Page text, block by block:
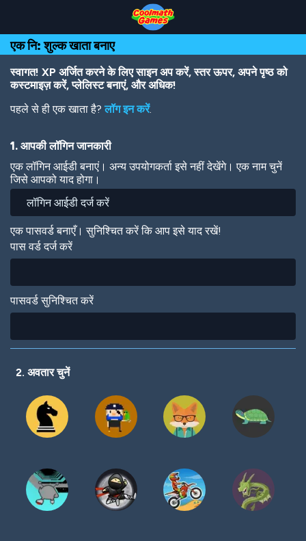
Top
of
Page
Navigation
Main
Content
Footer
main
content
एक नि: शुल्क खाता बनाए
स्वागत! XP अर्जित करने के लिए साइन अप करें, स्तर ऊपर, अपने पृष्ठ को
कस्टमाइज़ करें, प्लेलिस्ट बनाएं, और अधिक!
पहले से ही एक खाता है?लॉग इन करें.
1. आपकी लॉगिन जानकारी
एक लॉगिन आईडी बनाएं। अन्य उपयोगकर्ता इसे नहीं देखेंगे। एक नाम चुनें
जिसे आपको याद होगा।
एक पासवर्ड बनाएँ। सुनिश्चित करें कि आप इसे याद रखें!
पास वर्ड दर्ज करें
पासवर्ड सुनिश्चित करें
2. अवतार चुनें